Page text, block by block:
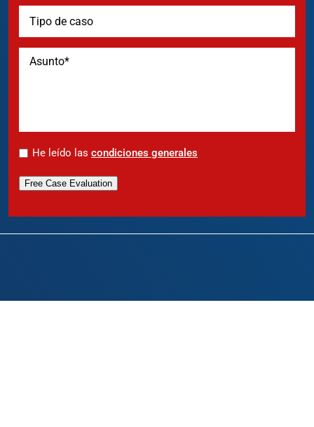
* He leído las condiciones generales
Free Case Evaluation